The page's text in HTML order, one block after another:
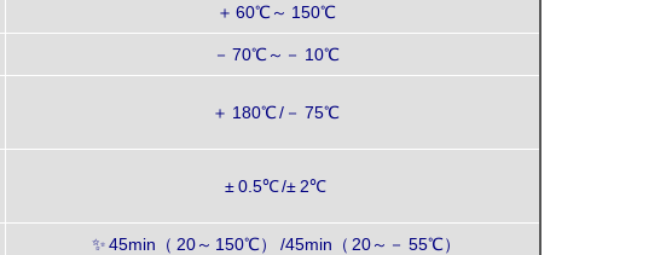
＋ 60℃～ 150℃
－ 70℃～－ 10℃
＋ 180℃ /－ 75℃
± 0.5℃ /± 2℃
✨ 45min（ 20～ 150℃） /45min（ 20～－ 55℃）